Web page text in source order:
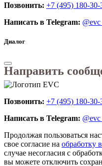
Позвонить: +7 (495) 180-30-
Написать в Telegram:
Диалог
Направить
Позвонить: +7 (495) 180-30-
Написать в Telegram:
Продолжая пользоваться
свое согласие на обработку
случае несогласия с
вы можете отключить